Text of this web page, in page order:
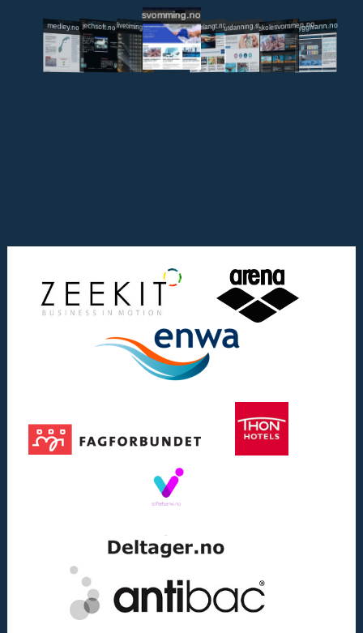
medley.no jechsoft.nolivetiming.medley.no
svomming.no
svomlangt.noutdanning.svomming.no
skolesvommen.notryggivann.no